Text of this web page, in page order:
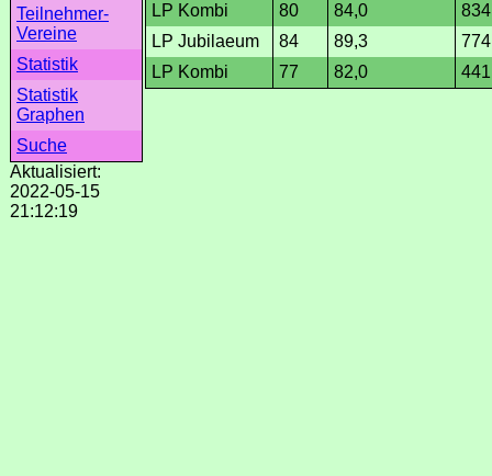
Teilnehmer-
Vereine
Statistik
Statistik
Graphen
Suche
Aktualisiert:
2022-05-15
21:12:19
LP Kombi
80 84,0
LP Jubilaeum
84 89,3
LP Kombi
77 82,0